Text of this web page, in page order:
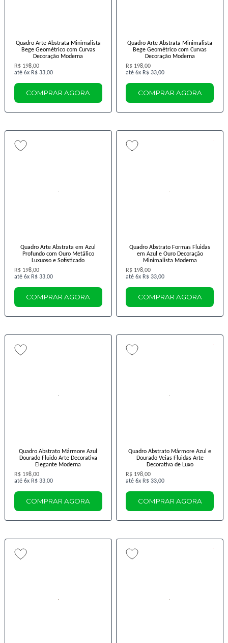
Quadro Arte Abstrata Minimalista
Bege Geométrico com Curvas
Decoração Moderna
R$ 198,00
6x R$ 33,00
COMPRAR AGORA
Quadro Arte Abstrata Minimalista
Bege Geométrico com Curvas
Decoração Moderna
R$ 198,00
6x R$ 33,00
COMPRAR AGORA
Quadro Arte Abstrata em Azul
Profundo com Ouro Metálico
Luxuoso e Sofisticado
R$ 198,00
6x R$ 33,00
COMPRAR AGORA
Quadro Abstrato Formas Fluidas
em Azul e Ouro Decoração
Minimalista Moderna
R$ 198,00
6x R$ 33,00
COMPRAR AGORA
Quadro Abstrato Mármore Azul
Dourado Fluido Arte Decorativa
Elegante Moderna
R$ 198,00
6x R$ 33,00
COMPRAR AGORA
Quadro Abstrato Mármore Azul e
Dourado Veias Fluidas Arte
Decorativa de Luxo
R$ 198,00
6x R$ 33,00
COMPRAR AGORA